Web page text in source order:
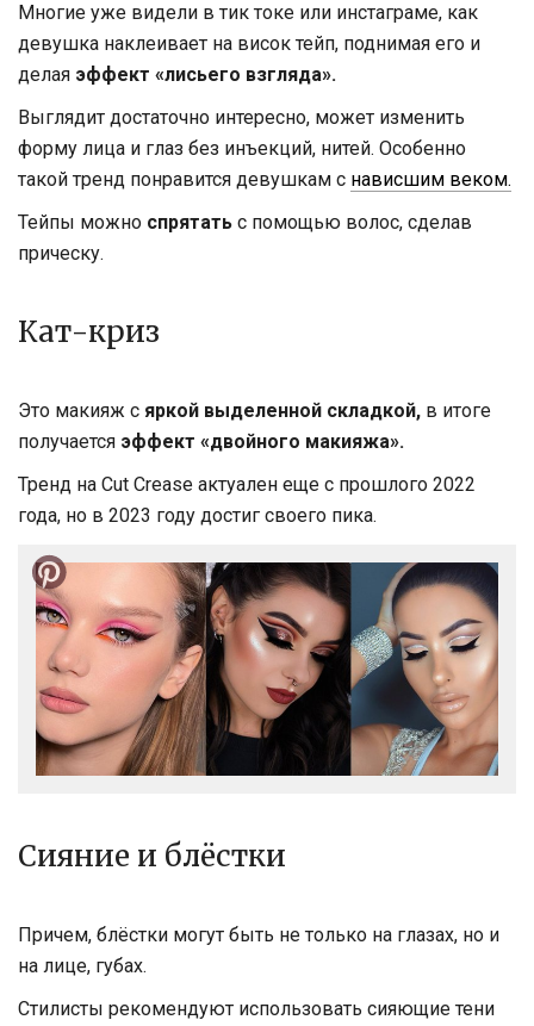
Многие уже видели в тик токе или инстаграме, как
девушка наклеивает на висок тейп, поднимая его и
делая эффект «лисьего взгляда».
Выглядит достаточно интересно, может изменить
форму лица и глаз без инъекций, нитей. Особенно
такой тренд понравится девушкам с нависшим веком.
Тейпы можно спрятать с помощью волос, сделав
прическу.
Кат-криз
Это макияж с яркой выделенной складкой, в итоге
получается эффект «двойного макияжа».
Тренд на Cut Crease актуален еще с прошлого 2022
года, но в 2023 году достиг своего пика.
Сияние и блёстки
Причем, блёстки могут быть не только на глазах, но и
на лице, губах.
Стилисты рекомендуют использовать сияющие тени